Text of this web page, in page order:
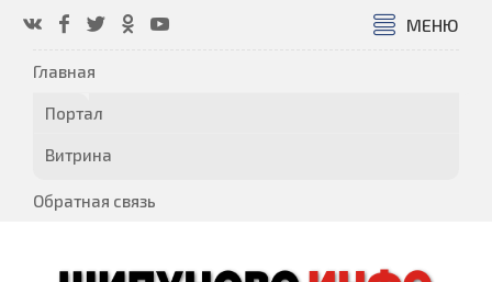
МЕНЮ
Главная
Портал
Витрина
Обратная связь